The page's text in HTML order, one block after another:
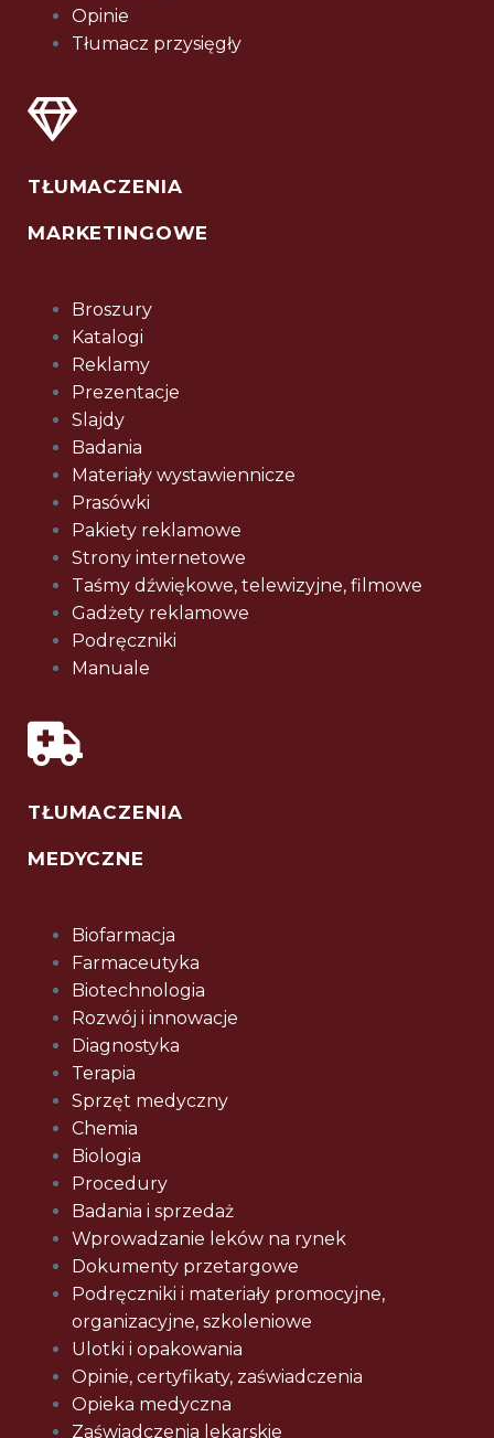
Opinie
Tłumacz przysięgły
TŁUMACZENIA
MARKETINGOWE
Broszury
Katalogi
Reklamy
Prezentacje
Slajdy
Badania
Materiały wystawiennicze
Prasówki
Pakiety reklamowe
Strony internetowe
Taśmy dźwiękowe, telewizyjne, filmowe
Gadżety reklamowe
Podręczniki
Manuale
TŁUMACZENIA
MEDYCZNE
Biofarmacja
Farmaceutyka
Biotechnologia
Rozwój i innowacje
Diagnostyka
Terapia
Sprzęt medyczny
Chemia
Biologia
Procedury
Badania i sprzedaż
Wprowadzanie leków na rynek
Dokumenty przetargowe
Podręczniki i materiały promocyjne,
organizacyjne, szkoleniowe
Ulotki i opakowania
Opinie, certyfikaty, zaświadczenia
Opieka medyczna
Zaświadczenia lekarskie